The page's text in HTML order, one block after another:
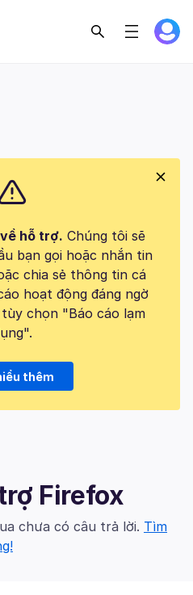
hỗ trợ. Chúng tôi sẽ
bạn gọi hoặc nhắn tin
chia sẻ thông tin cá
hoạt động đáng ngờ
chọn "Báo cáo lạm
thêm
Firefox
chưa có câu trả lời. Tìm